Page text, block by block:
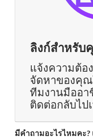
ลิงก์สำหรับ
แจ้งความต้อ
จัดหาของคุณ
ทีมงานมืออา
ติดต่อกลับไป
มีคำถามอะไรไหมคะ?